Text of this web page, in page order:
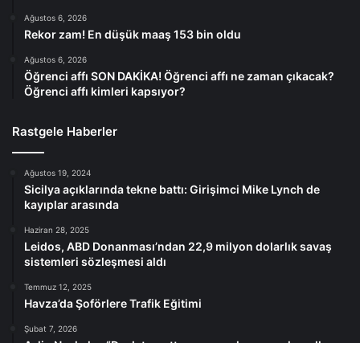
Ağustos 6, 2026
Rekor zam! En düşük maaş 153 bin oldu
Ağustos 6, 2026
Öğrenci affı SON DAKİKA! Öğrenci affı ne zaman çıkacak?
Öğrenci affı kimleri kapsıyor?
Rastgele Haberler
Ağustos 19, 2024
Sicilya açıklarında tekne battı: Girişimci Mike Lynch de
kayıplar arasında
Haziran 28, 2025
Leidos, ABD Donanması’ndan 22,9 milyon dolarlık savaş
sistemleri sözleşmesi aldı
Temmuz 12, 2025
Havza’da Şoförlere Trafik Eğitimi
Şubat 7, 2026